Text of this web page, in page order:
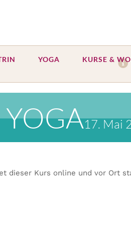
YOGA KURSE &
17. Mai
dieser Kurs online und vor Ort